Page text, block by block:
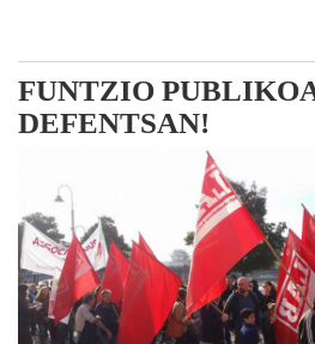
FUNTZIO
DEFENTSAN!